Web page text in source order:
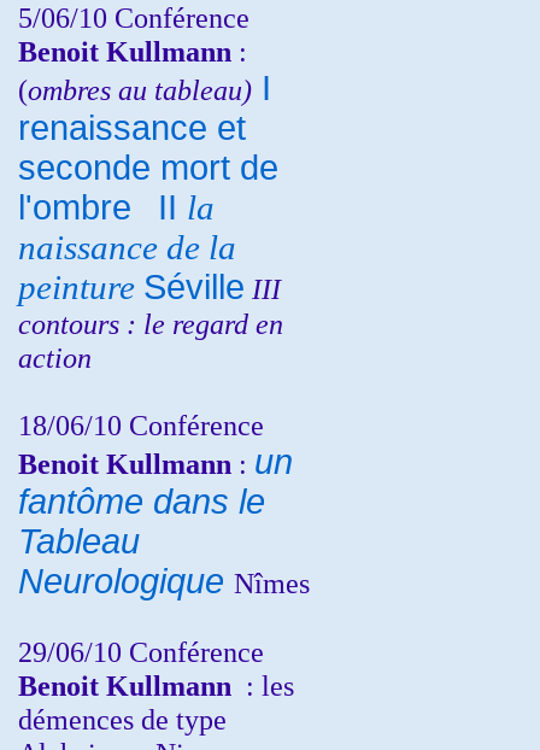
5/06/10 Conférence
Benoit Kullmann :
(ombres au tableau) I
renaissance et
seconde mort de
l'ombre
II la
naissance de la
peinture Séville III
contours : le regard en
action
18/06/10 Conférence
Benoit Kullmann : un
fantôme dans le
Tableau
Neurologique Nîmes
29/06/10 Conférence
Benoit Kullmann : les
démences de type